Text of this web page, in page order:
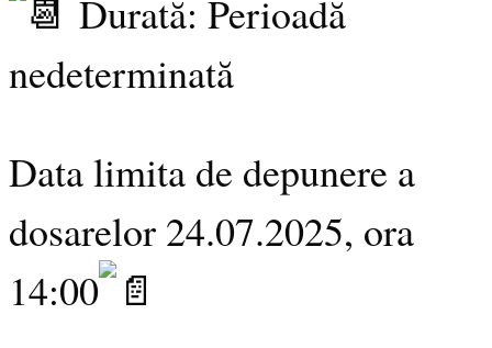
Durată: Perioadă
nedeterminată
Data limita de depunere a
dosarelor 24.07.2025, ora
14:00